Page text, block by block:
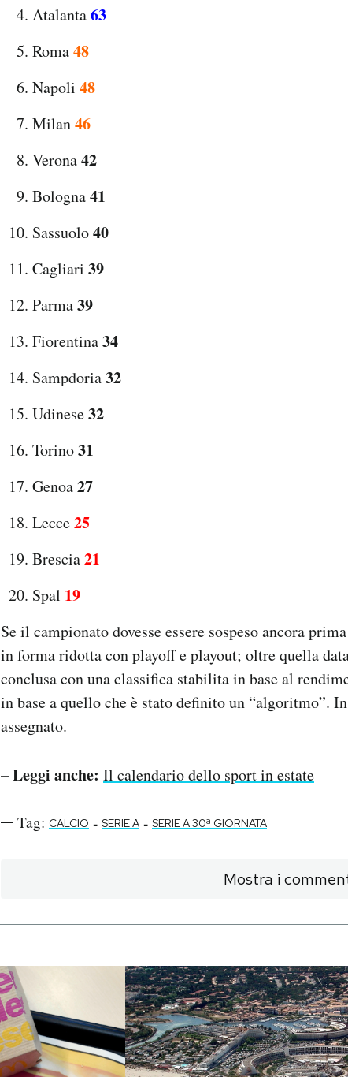
Atalanta63
Roma48
Napoli 48
Milan46
Verona42
Bologna41
Sassuolo40
Cagliari 39
Parma39
Fiorentina34
Sampdoria32
Udinese32
Torino31
Genoa27
Lecce25
Brescia21
Spal 19
Se il campionato dovesse essere sospeso ancora
in forma ridotta con playoff e playout; oltre quella
conclusa con una classifica stabilita in base al
in base a quello che è stato definito un “algoritmo”.
assegnato.
– Leggi anche: Il calendario dello sport in estate
Tag: CALCIO - SERIE A - SERIE A 30ª GIORNATA
Mostra i